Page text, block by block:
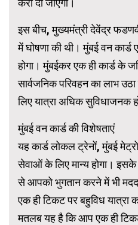
इस बीच, मुख्यमंत्री देवेंद्र
में घोषणा की थी। मुंबई वन कार्ड
होगा। मुंबईकर एक ही कार्ड के
सार्वजनिक परिवहन का लाभ
लिए यात्रा अधिक सुविधाजनक
मुंबई वन कार्ड की विशेषताएं
यह कार्ड लोकल ट्रेनों, मुंबई
सेवाओं के लिए मान्य होगा।
से आपको भुगतान करने में भी मदद
एक ही टिकट पर बहुविध यात्रा
मतलब यह है कि आप एक ही